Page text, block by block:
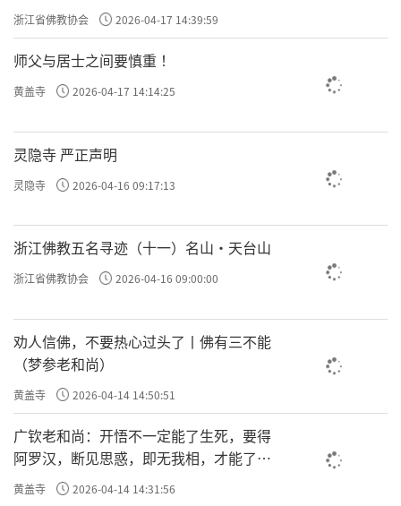
中段乐章《法源讲学》与《京城荷担》，则将
视角转向长老弘法利生的广阔天地。在北京法
源寺的海棠与银杏之间，他四十余载讲经育
人，被誉为“以教育续佛慧命”。及至晚年肩
浙江省佛教协会 2026-04-17 14:39:59
师父与居士之间要慎重 ！
黄盖寺 2026-04-17 14:14:25
灵隐寺 严正声明
灵隐寺 2026-04-16 09:17:13
浙江佛教五名寻迹（十一）名山·天台山
浙江省佛教协会 2026-04-16 09:00:00
劝人信佛，不要热心过头了丨佛有三不能
（梦参老和尚）
黄盖寺 2026-04-14 14:50:51
广钦老和尚：开悟不一定能了生死，要得
阿罗汉，断见思惑，即无我相，才能了生
死
黄盖寺 2026-04-14 14:31:56